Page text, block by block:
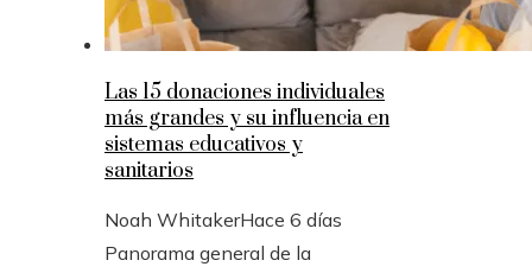
Las 15 donaciones individuales
más grandes y su influencia en
sistemas educativos y
sanitarios
Noah WhitakerHace 6 días
Panorama general de la